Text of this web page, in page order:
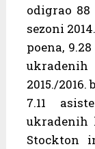
odigrao
sezoni
poena,
ukradenih
2015./
7.11
ukradenih
Stockton